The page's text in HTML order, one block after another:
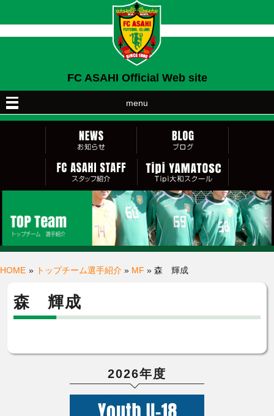
FC ASAHI Official Web site
menu
HOME » トップチーム選手紹介 » MF » 森 輝成
森 輝成
2026年度